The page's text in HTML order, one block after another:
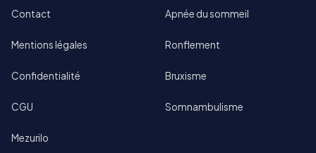
Contact
Mentions légales
Confidentialité
CGU
Mezurilo
Apnée du sommeil
Ronflement
Bruxisme
Somnambulisme